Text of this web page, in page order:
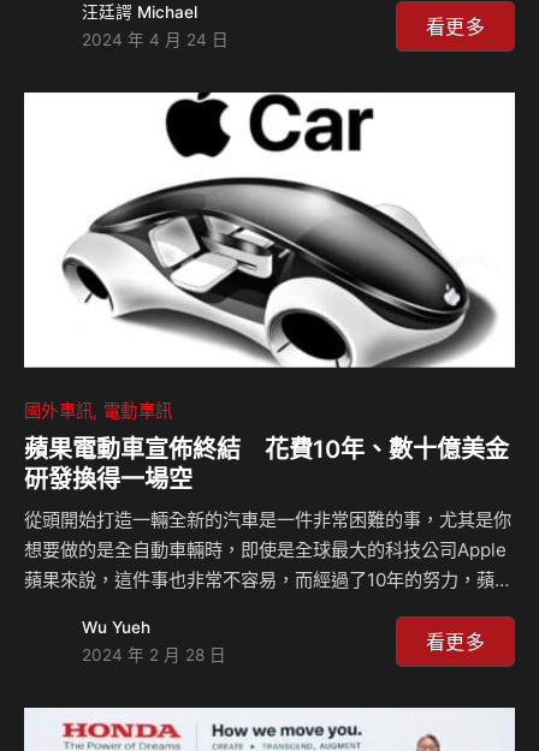
試駕，讓我們一次重溫Huracán EVO硬頂、Huracán EVO
Spyder敞篷與Huracán STO道路版賽車的美好吧！ 相關新
汪廷諤 Michael
2024 年 4 月 24 日
看更多
國外車訊 電動車訊
蘋果電動車宣佈終結 花費10年、數十億美金
研發換得一場空
從頭開始打造一輛全新的汽車是一件非常困難的事，尤其是你
想要做的是全自動車輛時，即使是全球最大的科技公司Apple
蘋果來說，這件事也非常不容易，而經過了10年的努力，蘋果
的圖片釋出，現在公司內部傳出消息指出這項計畫最終被終
止，投入數十億美金的研發項目就這麼沒了。 雖然蘋果官方
2014年的時候就開始研發電動車，而且他們對於這輛車抱持
Wu Yueh
2024 年 2 月 28 日
看更多